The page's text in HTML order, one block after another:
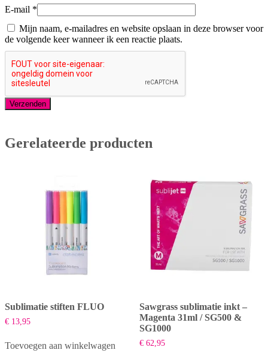
E-mail *
Mijn naam, e-mailadres en website opslaan in deze browser voor
de volgende keer wanneer ik een reactie plaats.
Gerelateerde producten
Sublimatie stiften FLUO
€ 13,95
Toevoegen aan winkelwagen
Sawgrass sublimatie inkt –
Magenta 31ml / SG500 &
SG1000
€62,95